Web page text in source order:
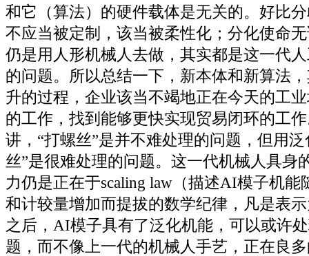
和它（算法）的硬件载体是无关的。好比
不应当被定制，该当被柔性化；分化使命
仍是用人形机械人去做，其实都是这一代
的问题。所以总结一下，新本体和新算法
升的过程，企业该当不竭地正在今天的工
的工作，找到能够更快实现贸易闭环的工
讲，“打螺丝”是并不难处理的问题，但用
丝”是很难处理的问题。这一代机械人具身
力仍是正在于scaling law（描述AI模子机能
和计较量增加而提拔的数学纪律，凡是表
之后，AI模子具有了泛化机能，可以或许
题，而不像上一代的机械人手艺，正在良